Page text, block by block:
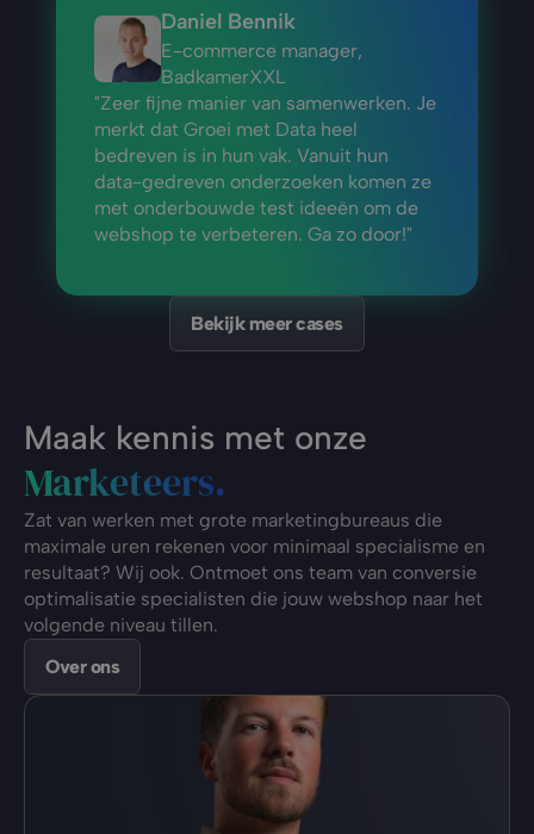
Daniel Bennik
E-commerce manager,
BadkamerXXL
"Zeer fijne manier van samenwerken. Je
merkt dat Groei met Data heel
bedreven is in hun vak. Vanuit hun
data-gedreven onderzoeken komen ze
met onderbouwde test ideeën om de
webshop te verbeteren. Ga zo door!"
Bekijk meer cases
Maak kennis met onze
Marketeers.
Zat van werken met grote marketingbureaus die
maximale uren rekenen voor minimaal specialisme en
resultaat? Wij ook. Ontmoet ons team van conversie
optimalisatie specialisten die jouw webshop naar het
volgende niveau tillen.
Over ons